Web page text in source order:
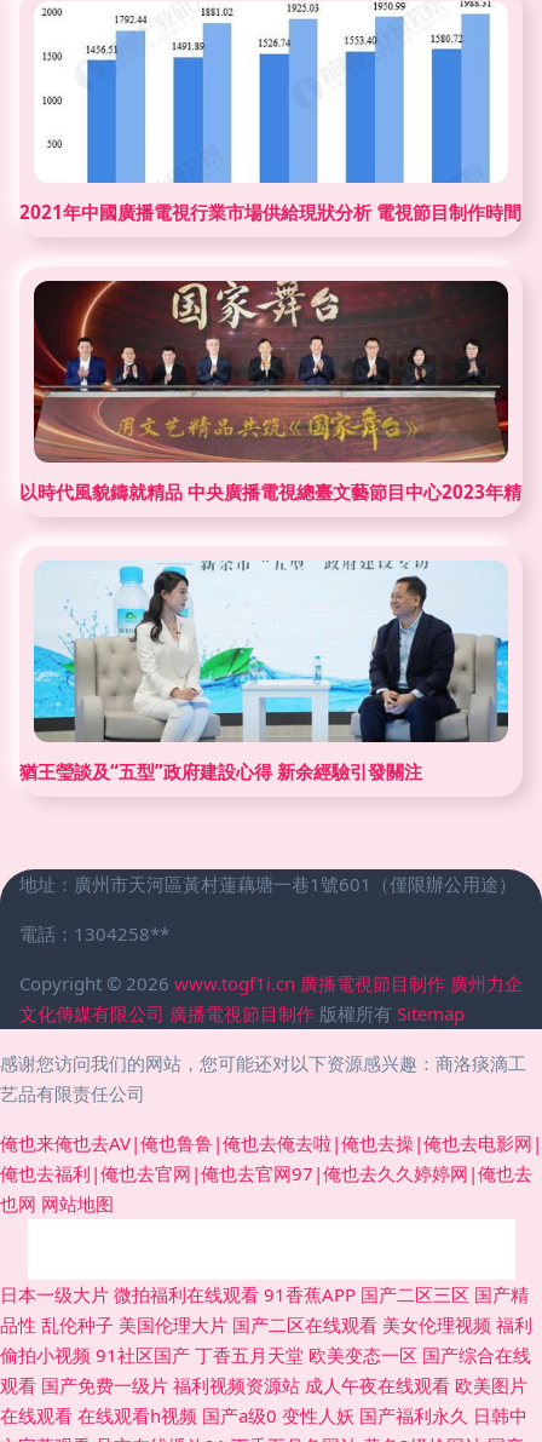
2021年中國廣播電視行業市場供給現狀分析 電視節目制作時間
以時代風貌鑄就精品 中央廣播電視總臺文藝節目中心2023年精
猶王瑩談及“五型”政府建設心得 新余經驗引發關注
地址：廣州市天河區黃村蓮藕塘一巷1號601（僅限辦公用途）
電話：1304258**
Copyright © 2026 www.togf1i.cn 廣播電視節目制作 廣州力企
文化傳媒有限公司 廣播電視節目制作 版權所有 Sitemap
感谢您访问我们的网站，您可能还对以下资源感兴趣：商洛痰滴工
艺品有限责任公司
俺也来俺也去AV|俺也鲁鲁|俺也去俺去啦|俺也去操|俺也去电影网|
俺也去福利|俺也去官网|俺也去官网97|俺也去久久婷婷网|俺也去
也网 网站地图
91干福利视频 亚洲国产九九 青娱乐91伦理 91次元黄 www福利av 久久豆花
婷婷五月天社区 91色游 国产久草福利在线 色悠悠精品综合干 91巨炮 国内精
品久久鸭下载 熟女撸撸黑人 91热爆ts人妖系列 国产玖精品 深爱激情网校园
日本一级大片 微拍福利在线观看 91香蕉APP 国产二区三区 国产精
品性 乱伦种子 美国伦理大片 国产二区在线观看 美女伦理视频 福利
偷拍小视频 91社区国产 丁香五月天堂 欧美变态一区 国产综合在线
观看 国产免费一级片 福利视频资源站 成人午夜在线观看 欧美图片
在线观看 在线观看h视频 国产a级0 变性人妖 国产福利永久 日韩中